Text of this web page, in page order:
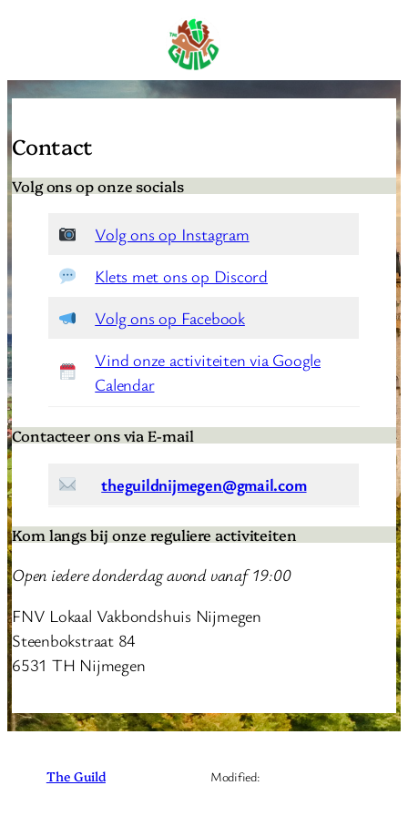
Contact
Volg ons op onze socials
Volg ons op Instagram
Klets met ons op Discord
Volg ons op Facebook
Vind onze activiteiten via Google
Calendar
Contacteer ons via E-mail
theguildnijmegen@gmail.com
Kom langs bij onze reguliere activiteiten
Open iedere donderdag avond vanaf 19:00
FNV Lokaal Vakbondshuis Nijmegen
Steenbokstraat 84
6531 TH Nijmegen
The Guild Instagram
Facebook
DiscordModified: